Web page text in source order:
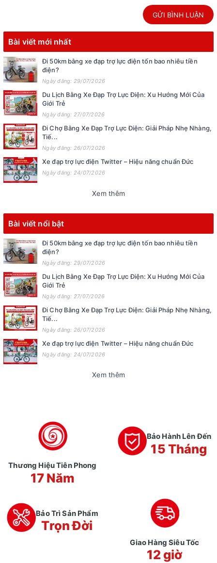
GỬI BÌNH LUẬN
Bài viết mới nhất
Đi 50km bằng xe đạp trợ lực điện tốn bao nhiêu tiền
điện?
Ngày đăng: 29/07/2026
Du Lịch Bằng Xe Đạp Trợ Lực Điện: Xu Hướng Mới Của
Giới Trẻ
Ngày đăng: 27/07/2026
Đi Chợ Bằng Xe Đạp Trợ Lực Điện: Giải Pháp Nhẹ Nhàng,
Tiế...
Ngày đăng: 26/07/2026
Xe đạp trợ lực điện Twitter – Hiệu năng chuẩn Đức
Ngày đăng: 24/07/2026
Xem thêm
Bài viết nổi bật
Đi 50km bằng xe đạp trợ lực điện tốn bao nhiêu tiền
điện?
Ngày đăng: 29/07/2026
Du Lịch Bằng Xe Đạp Trợ Lực Điện: Xu Hướng Mới Của
Giới Trẻ
Ngày đăng: 27/07/2026
Đi Chợ Bằng Xe Đạp Trợ Lực Điện: Giải Pháp Nhẹ Nhàng,
Tiế...
Ngày đăng: 26/07/2026
Xe đạp trợ lực điện Twitter – Hiệu năng chuẩn Đức
Ngày đăng: 24/07/2026
Xem thêm
Thương Hiệu Tiên Phong
17 Năm
Bảo Hành Lên Đến
15 Tháng
Bảo Trì Sản Phẩm
Trọn Đời
Giao Hàng Siêu Tốc
12 giờ